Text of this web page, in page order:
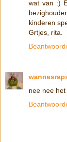
wat van :)
kinderen
Grtjes, rita.
nee nee